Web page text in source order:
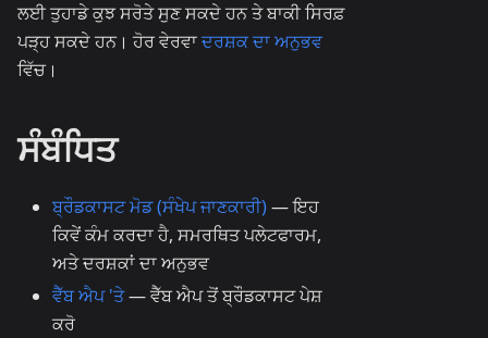
ਲਈ ਤੁਹਾਡੇ ਕੁਝ ਸਰੋਤੇ ਸੁਣ ਸਕਦੇ ਹਨ ਤੇ ਬਾਕੀ ਸਿਰਫ਼
ਪੜ੍ਹ ਸਕਦੇ ਹਨ। ਹੋਰ ਵੇਰਵਾਦਰਸ਼ਕ ਦਾ ਅਨੁਭਵ
ਵਿੱਚ।
ਸੰਬੰਧਿਤ
ਬ੍ਰੌਡਕਾਸਟ ਮੋਡ (ਸੰਖੇਪ ਜਾਣਕਾਰੀ)— ਇਹ
ਕਿਵੇਂ ਕੰਮ ਕਰਦਾ ਹੈ, ਸਮਰਥਿਤ ਪਲੇਟਫਾਰਮ,
ਅਤੇ ਦਰਸ਼ਕਾਂ ਦਾ ਅਨੁਭਵ
ਵੈੱਬ ਐਪ 'ਤੇ— ਵੈੱਬ ਐਪ ਤੋਂ ਬ੍ਰੌਡਕਾਸਟ ਪੇਸ਼
ਕਰੋ